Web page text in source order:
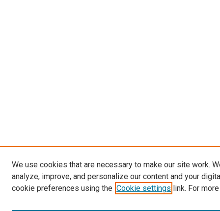
We use cookies that are necessary to make our site work.
analyze, improve, and personalize our content and your
cookie preferences using the Cookie settings link. For